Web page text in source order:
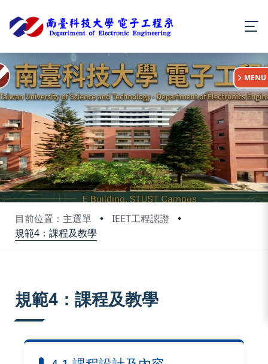
目前位置：主選單
IEET工程認證
規範4：課程及教學
:::
MENU
規範4：課程及教學